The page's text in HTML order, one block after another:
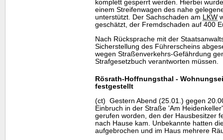
komplett gesperrt werden. Hierbei
einem Streifenwagen des nahe
unterstützt. Der Sachschaden am LKW
geschätzt, der Fremdschaden auf 400
Nach Rücksprache mit der
Sicherstellung des Führerscheins
wegen Straßenverkehrs-Gefährdung
Strafgesetzbuch verantworten müssen.
Rösrath-Hoffnungsthal -
festgestellt
(ct) Gestern Abend (25.01.) gegen
Einbruch in der Straße 'Am
gerufen worden, den der Hausbesitzer
nach Hause kam. Unbekannte hatten
aufgebrochen und im Haus mehrere